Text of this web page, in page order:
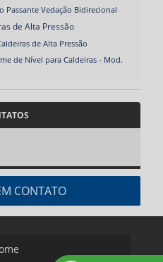
Passante Vedação Bidirecional
de Alta Pressão
de Alta Pressão
de Nível para Caldeiras - Mod.
CONTATO